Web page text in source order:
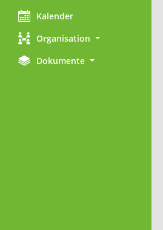
Kalender
Organisation
Dokumente